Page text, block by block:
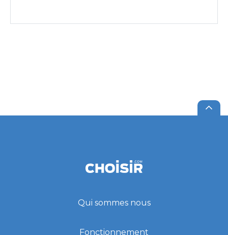
Qui sommes nous
Fonctionnement